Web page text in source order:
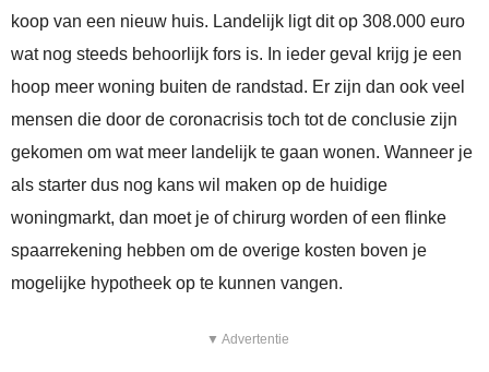
koop van een nieuw huis. Landelijk ligt dit op 308.000 euro
wat nog steeds behoorlijk fors is. In ieder geval krijg je een
hoop meer woning buiten de randstad. Er zijn dan ook veel
mensen die door de coronacrisis toch tot de conclusie zijn
gekomen om wat meer landelijk te gaan wonen. Wanneer je
als starter dus nog kans wil maken op de huidige
woningmarkt, dan moet je of chirurg worden of een flinke
spaarrekening hebben om de overige kosten boven je
mogelijke hypotheek op te kunnen vangen.
▼ Advertentie